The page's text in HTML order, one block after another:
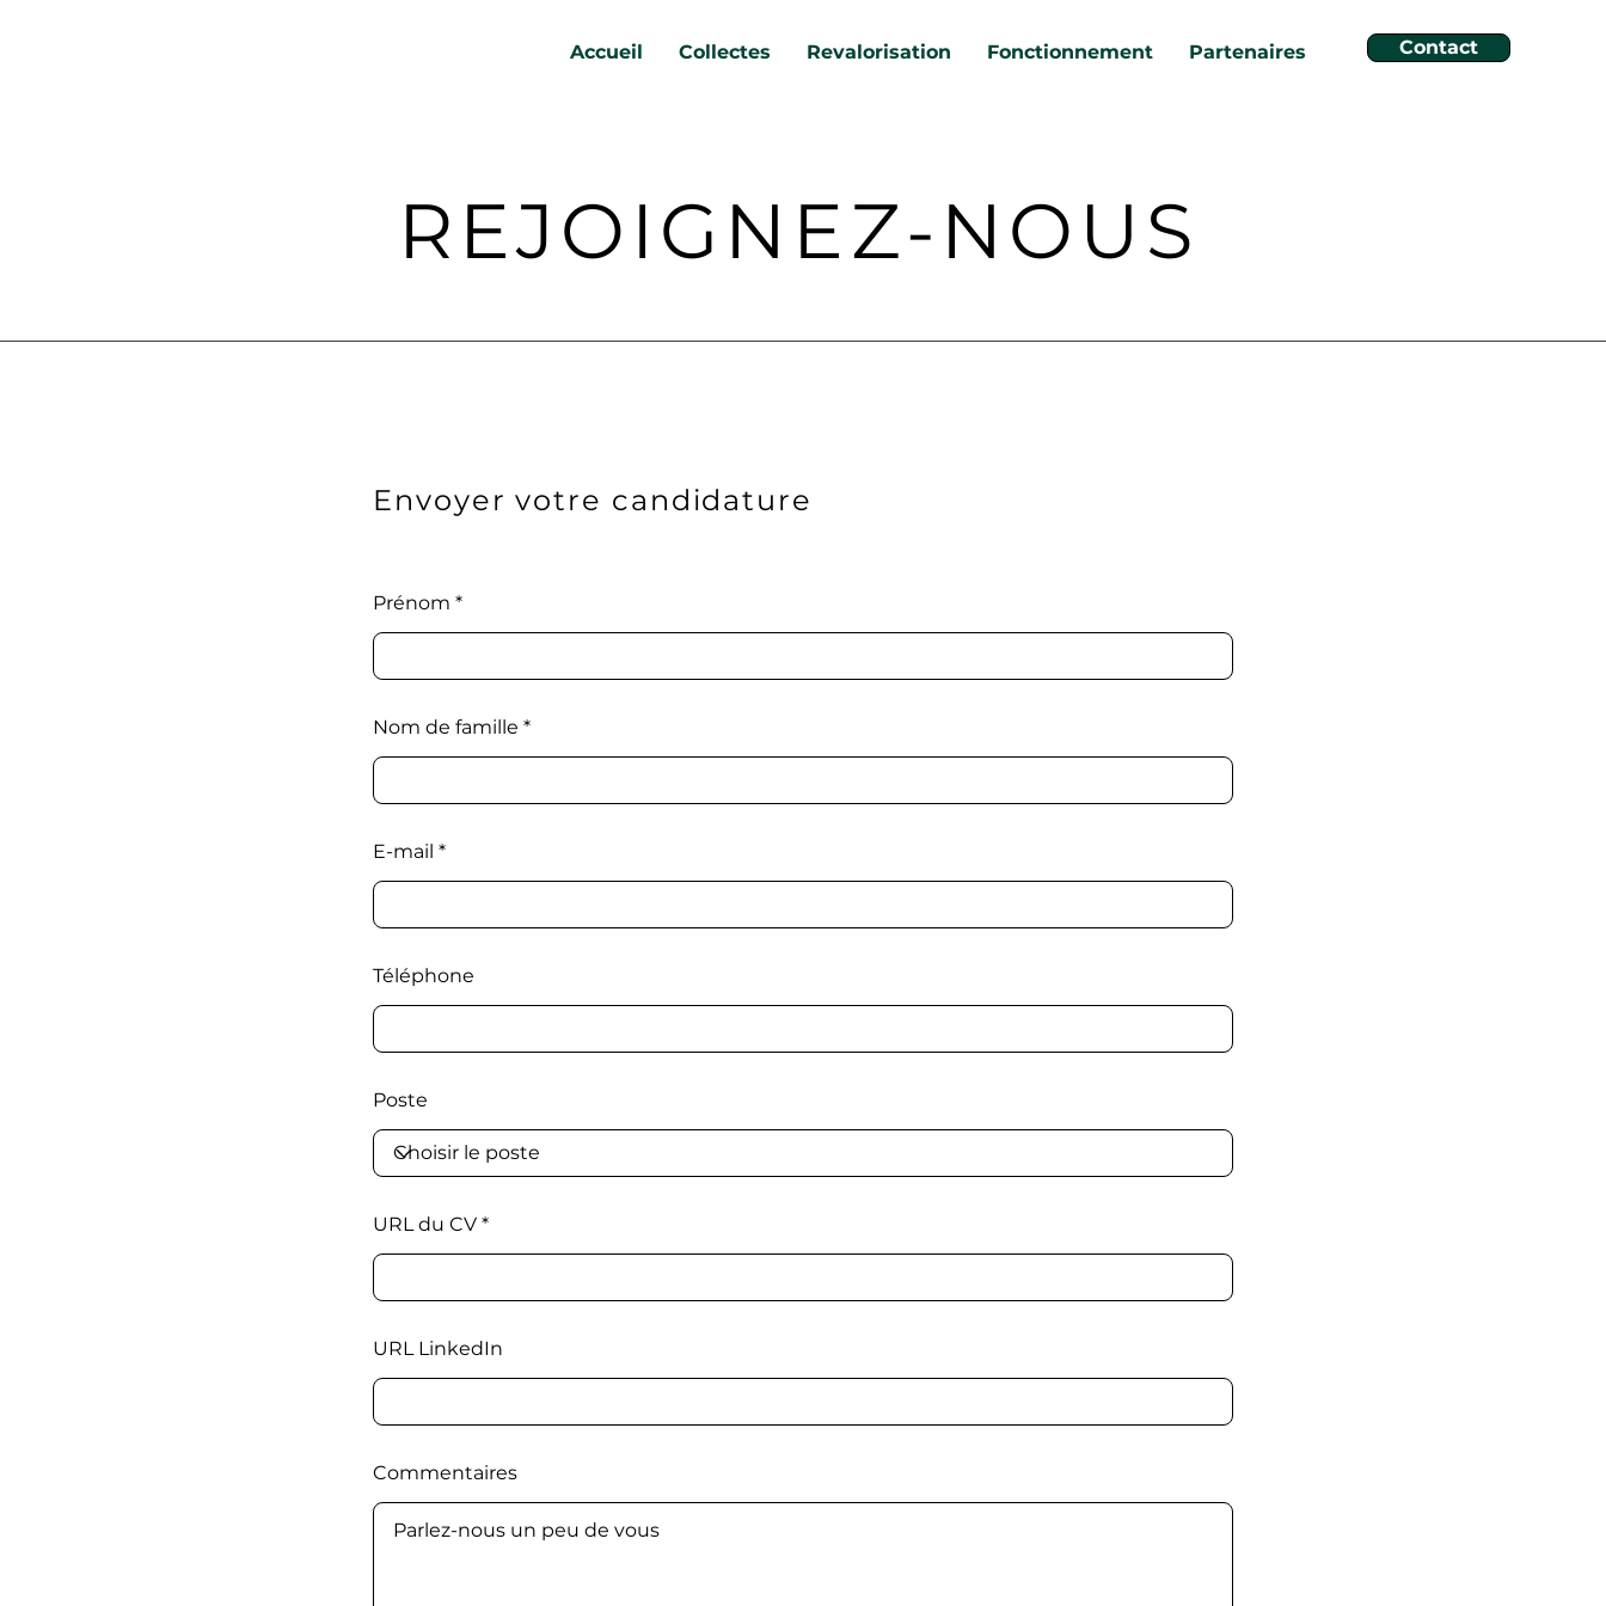
Accueil Collectes Revalorisation Fonctionnement Partenaires Contact
REJOIGNEZ-NOUS
Envoyer votre candidature
Prénom
Nom de famille
E-mail
Téléphone
Poste
URL du CV
URL LinkedIn
Commentaires